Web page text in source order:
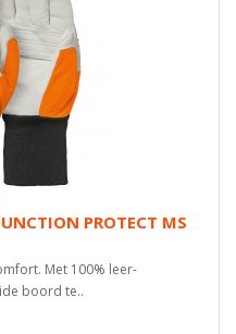
PROTECT MS
Met 100% leer-
boord te..